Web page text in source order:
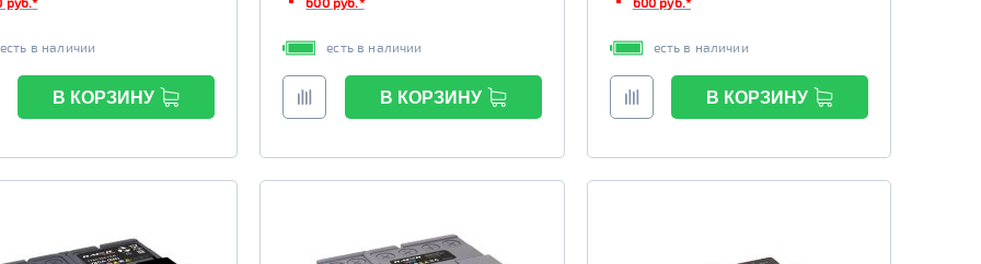
есть в наличии
В КОРЗИНУ
есть в наличии
В КОРЗИНУ
есть в наличии
В КОРЗИНУ